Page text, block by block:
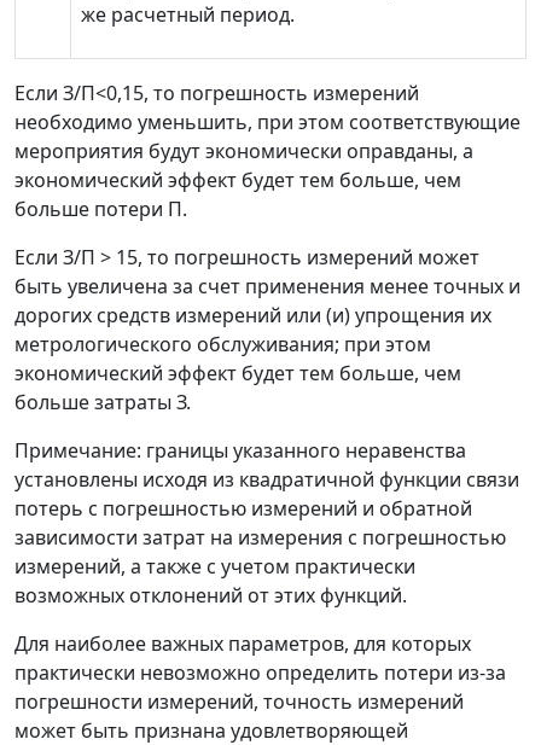
же расчетный период.
Если З/П<0,15, то погрешность измерений
необходимо уменьшить, при этом соответствующие
мероприятия будут экономически оправданы, а
экономический эффект будет тем больше, чем
больше потери П.
Если З/П > 15, то погрешность измерений может
быть увеличена за счет применения менее точных и
дорогих средств измерений или (и) упрощения их
метрологического обслуживания; при этом
экономический эффект будет тем больше, чем
больше затраты З.
Примечание: границы указанного неравенства
установлены исходя из квадратичной функции связи
потерь с погрешностью измерений и обратной
зависимости затрат на измерения с погрешностью
измерений, а также с учетом практически
возможных отклонений от этих функций.
Для наиболее важных параметров, для которых
практически невозможно определить потери из-за
погрешности измерений, точность измерений
может быть признана удовлетворяющей